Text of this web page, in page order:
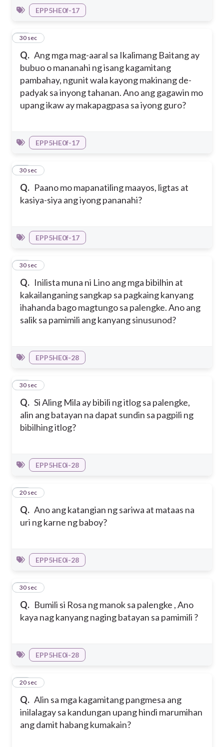
EPP5HE0f-17
Q. Ang mga mag-aaral sa Ikalimang Baitang ay
bubuo o mananahi ng isang kagamitang
pambahay, ngunit wala kayong makinang de-
padyak sa inyong tahanan. Ano ang gagawin mo
upang ikaw ay makapagpasa sa iyong guro?
21
30 sec
EPP5HE0f-17
Q. Paano mo mapanatiling maayos, ligtas at
kasiya-siya ang iyong pananahi?
22
30 sec
EPP5HE0f-17
Q. Inilista muna ni Lino ang mga bibilhin at
kakailanganing sangkap sa pagkaing kanyang
ihahanda bago magtungo sa palengke. Ano ang
salik sa pamimili ang kanyang sinusunod?
23
30 sec
EPP5HE0i-28
Q. Si Aling Mila ay bibili ng itlog sa palengke,
alin ang batayan na dapat sundin sa pagpili ng
bibilhing itlog?
24
30 sec
EPP5HE0i-28
Q. Ano ang katangian ng sariwa at mataas na
uri ng karne ng baboy?
25
20 sec
EPP5HE0i-28
Q. Bumili si Rosa ng manok sa palengke , Ano
kaya nag kanyang naging batayan sa pamimili ?
26
30 sec
EPP5HE0i-28
Q. Alin sa mga kagamitang pangmesa ang
inilalagay sa kandungan upang hindi marumihan
ang damit habang kumakain?
27
20 sec